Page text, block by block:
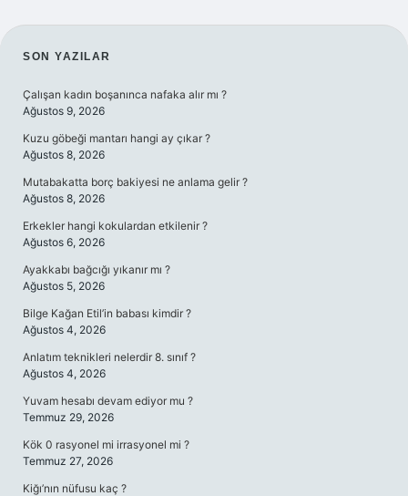
SIDEBAR
SON YAZILAR
Çalışan kadın boşanınca nafaka alır mı ?
Ağustos 9, 2026
Kuzu göbeği mantarı hangi ay çıkar ?
Ağustos 8, 2026
Mutabakatta borç bakiyesi ne anlama gelir ?
Ağustos 8, 2026
Erkekler hangi kokulardan etkilenir ?
Ağustos 6, 2026
Ayakkabı bağcığı yıkanır mı ?
Ağustos 5, 2026
Bilge Kağan Etil’in babası kimdir ?
Ağustos 4, 2026
Anlatım teknikleri nelerdir 8. sınıf ?
Ağustos 4, 2026
Yuvam hesabı devam ediyor mu ?
Temmuz 29, 2026
Kök 0 rasyonel mi irrasyonel mi ?
Temmuz 27, 2026
Kiğı’nın nüfusu kaç ?